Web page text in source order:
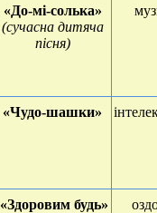
«До-мі-солька»
(сучасна дитяча
пісня)
«Чудо-шашки» і
«Здоровим будь»